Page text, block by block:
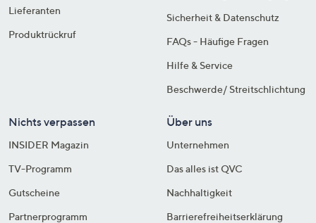
Lieferanten
Produktrückruf
Sicherheit & Datenschutz
FAQs - Häufige Fragen
Hilfe & Service
Beschwerde/ Streitschlichtung
Nichts verpassen
INSIDER Magazin
TV-Programm
Gutscheine
Partnerprogramm
Über uns
Unternehmen
Das alles ist QVC
Nachhaltigkeit
Barrierefreiheitserklärung